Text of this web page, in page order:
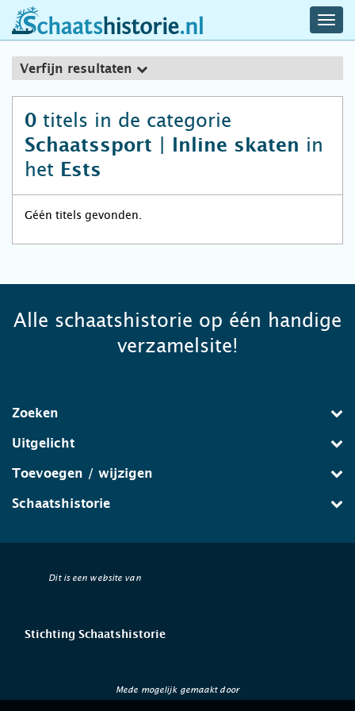
schaatshistorie.nl
Verfijn resultaten
0 titels in de categorie
Schaatssport | Inline skaten in
het Ests
Géén titels gevonden.
Alle schaatshistorie op één handige
verzamelsite!
Zoeken
Uitgelicht
Toevoegen / wijzigen
Schaatshistorie
Dit is een website van
Stichting Schaatshistorie
Mede mogelijk gemaakt door